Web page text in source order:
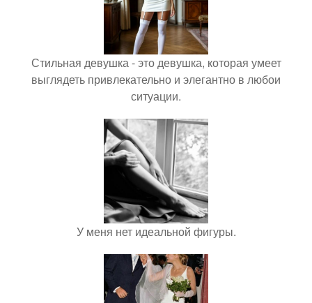
Стильная девушка - это девушка, которая умеет
выглядеть привлекательно и элегантно в любои
ситуации.
У меня нет идеальной фигуры.